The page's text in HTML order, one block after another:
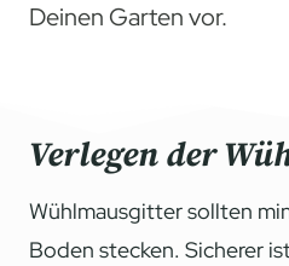
Deinen Garten vor.
Verlegen der
Wühlmausgitter sollten
Boden stecken. Sicherer